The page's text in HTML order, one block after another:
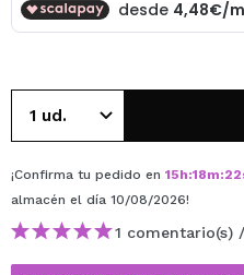
¡Confirma tu pedido en 15h:18m:22
almacén el día 10/08/2026!
1 comentario(s) /